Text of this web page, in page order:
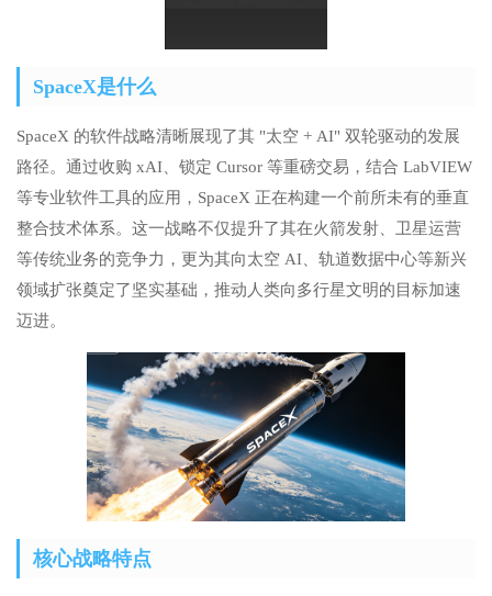
SpaceX是什么
SpaceX 的软件战略清晰展现了其 "太空 + AI" 双轮驱动的发展
路径。通过收购 xAI、锁定 Cursor 等重磅交易，结合 LabVIEW
等专业软件工具的应用，SpaceX 正在构建一个前所未有的垂直
整合技术体系。这一战略不仅提升了其在火箭发射、卫星运营
等传统业务的竞争力，更为其向太空 AI、轨道数据中心等新兴
领域扩张奠定了坚实基础，推动人类向多行星文明的目标加速
迈进。
核心战略特点